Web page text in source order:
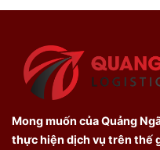
Mong muốn của Quảng
thực hiện dịch vụ trên thế